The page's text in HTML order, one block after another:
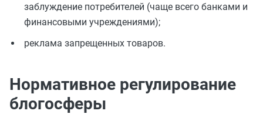
заблуждение потребителей (чаще всего банками и
финансовыми учреждениями);
реклама запрещенных товаров.
Нормативное регулирование
блогосферы